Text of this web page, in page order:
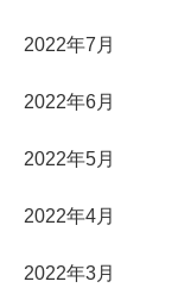
2022年7月
2022年6月
2022年5月
2022年4月
2022年3月